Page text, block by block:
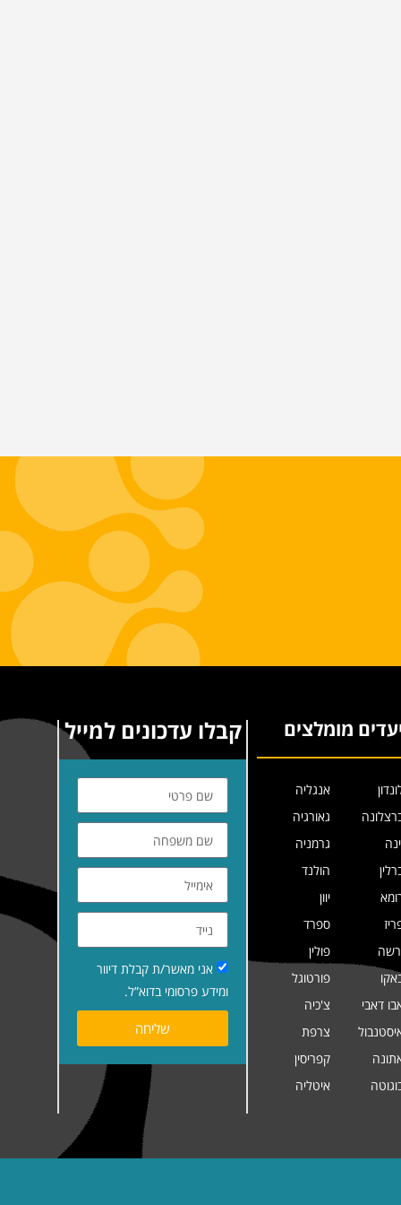
מומלצים
דאבי
אנגליה
גאורגיה
גרמניה
הולנד
יוון
ספרד
פולין
פורטוגל
צ'כיה
צרפת
קפריסין
איטליה
קבלו עדכונים למייל
אני מאשר/ת קבלת דיוור
ומידע פרסומי בדוא”ל.
שליחה